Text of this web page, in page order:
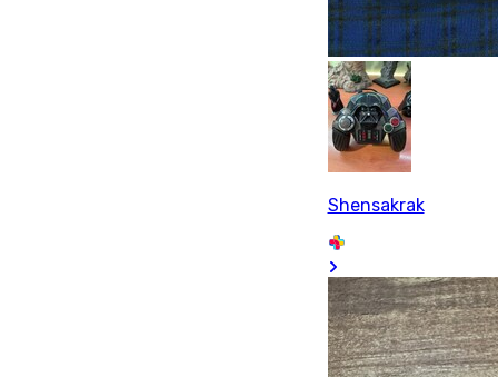
Shensakrak